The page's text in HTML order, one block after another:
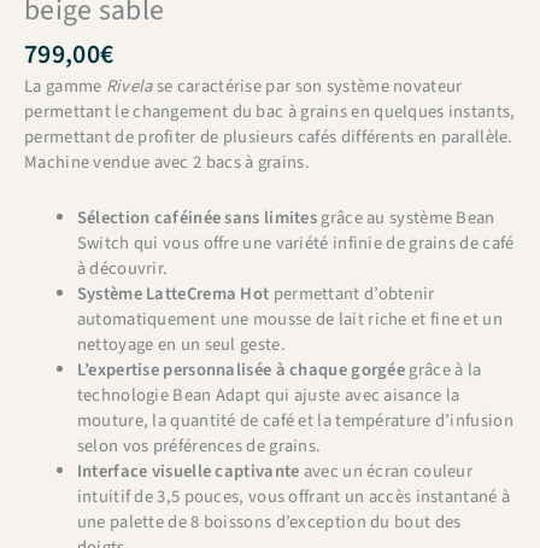
beige sable
799,00€
La gamme Rivelase caractérise par son système novateur
permettant le changement du bac à grains en quelques instants,
permettant de profiter de plusieurs cafés différents en parallèle.
Machine vendue avec 2 bacs à grains.
Sélection caféinée sans limitesgrâce au système Bean
Switch qui vous offre une variété infinie de grains de café
à découvrir.
Système LatteCrema Hot permettant d’obtenir
automatiquement une mousse de lait riche et fine et un
nettoyage en un seul geste.
L’expertise personnalisée à chaque gorgéegrâce à la
technologie Bean Adapt qui ajuste avec aisance la
mouture, la quantité de café et la température d’infusion
selon vos préférences de grains.
Interface visuelle captivanteavec un écran couleur
intuitif de 3,5 pouces, vous offrant un accès instantané à
une palette de 8 boissons d’exception du bout des